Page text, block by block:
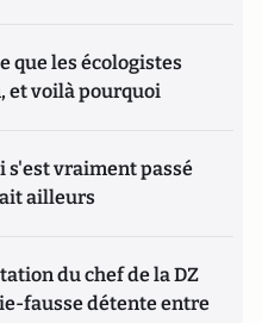
que les écologistes
et voilà pourquoi
s'est vraiment passé
ailleurs
du chef de la DZ
fausse détente entre